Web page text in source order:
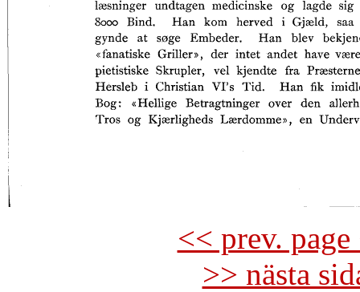
<< prev.
>> nästa